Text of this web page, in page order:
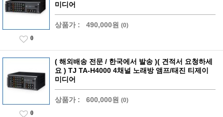
미디어
상품가 : 490,000원 (0)
0
( 해외배송 전문 / 한국에서 발송 )( 견적서 요청하세
요 ) TJ TA-H4000 4채널 노래방 앰프/태진 티제이
미디어
상품가 : 600,000원 (0)
0